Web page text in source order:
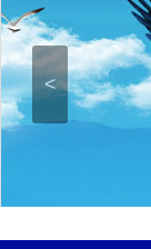
<